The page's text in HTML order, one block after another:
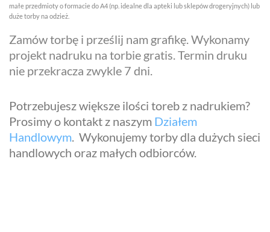
małe przedmioty o formacie do A4 (np. idealne dla apteki lub sklepów drogeryjnych) lub
duże torby na odzież.
Zamów torbę i prześlij nam grafikę. Wykonamy
projekt nadruku na torbie gratis. Termin druku
nie przekracza zwykle 7 dni.
Potrzebujesz większe ilości toreb z nadrukiem?
Prosimy o kontakt z naszym Działem
Handlowym. Wykonujemy torby dla dużych sieci
handlowych oraz małych odbiorców.